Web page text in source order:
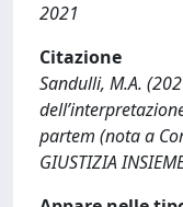
2021
Citazione
Sandulli, M.A.
partem (nota a
GIUSTIZIA